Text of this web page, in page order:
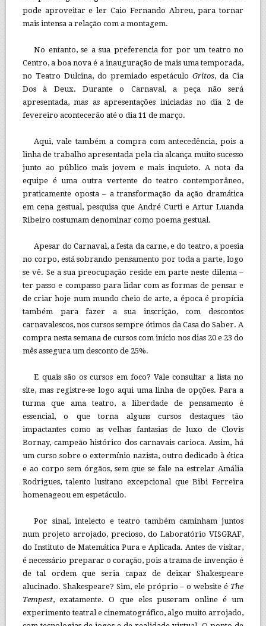
pode aproveitar e ler Caio Fernando Abreu, para tornar
mais intensa a relação com a montagem.
No entanto, se a sua preferencia for por um teatro no
Centro, a boa nova é a inauguração de mais uma temporada,
no Teatro Dulcina, do premiado espetáculoGritos, da Cia
Dos à Deux. Durante o Carnaval, a peça não será
apresentada, mas as apresentações iniciadas no dia 2 de
fevereiro acontecerão até o dia 11 de março.
Aqui, vale também a compra com antecedência, pois a
linha de trabalho apresentada pela cia alcança muito sucesso
junto ao público mais jovem e mais inquieto. A nota da
equipe é uma outra vertente do teatro contemporâneo,
praticamente oposta – a transformação da ação dramática
em cena gestual, pesquisa que André Curti e Artur Luanda
Ribeiro costumam denominar como poema gestual.
Apesar do Carnaval, a festa da carne, e do teatro, a poesia
no corpo, está sobrando pensamento por toda a parte, logo
se vê. Se a sua preocupação reside em parte neste dilema –
ter passo e compasso para lidar com as formas de pensar e
de criar hoje num mundo cheio de arte, a época é propícia
também para fazer a sua inscrição, com descontos
carnavalescos, nos cursos sempre ótimos da Casa do Saber. A
compra nesta semana de cursos com início nos dias 20 e 23 do
mês assegura um desconto de 25%.
E quais são os cursos em foco? Vale consultar a lista no
site, mas registre-se logo aqui uma linha de opções. Para a
turma que ama teatro, a liberdade de pensamento é
essencial, o que torna alguns cursos destaques tão
impactantes como as velhas fantasias de luxo de Clovis
Bornay, campeão histórico dos carnavais carioca. Assim, há
um curso sobre o extermínio nazista, outro dedicado à ética
e ao corpo sem órgãos, sem que se fale na estrelar Amália
Rodrigues, talento lusitano excepcional que Bibi Ferreira
homenageou em espetáculo.
Por sinal, intelecto e teatro também caminham juntos
num projeto arrojado, precioso, do Laboratório VISGRAF,
do Instituto de Matemática Pura e Aplicada. Antes de visitar,
é necessário preparar o coração, pois a trama de invenção é
de tal ordem que seria capaz de deixar Shakespeare
alucinado. Shakespeare? Sim, ele próprio – o website é The
Tempest, exatamente. O que eles puseram online é um
experimento teatral e cinematográfico, algo muito arrojado,